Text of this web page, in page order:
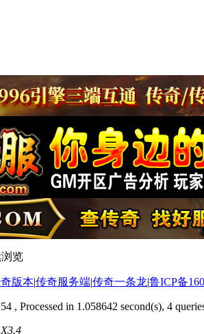
览
版本|传奇服务端|传奇一条龙|鲁ICP备
, Processed in 1.058642 second(s), 4
X3.4